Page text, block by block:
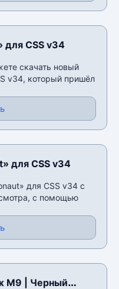
для CSS v34
скачать новый
v34, который пришёл
для CSS v34
для CSS v34 с
с помощью
M9 | Черный